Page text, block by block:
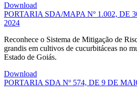
Download
PORTARIA SDA/MAPA Nº 1.002, DE
2024
Reconhece o Sistema de Mitigação de
grandis em cultivos de cucurbitáceas no
Estado de Goiás.
Download
PORTARIA SDA Nº 574, DE 9 DE